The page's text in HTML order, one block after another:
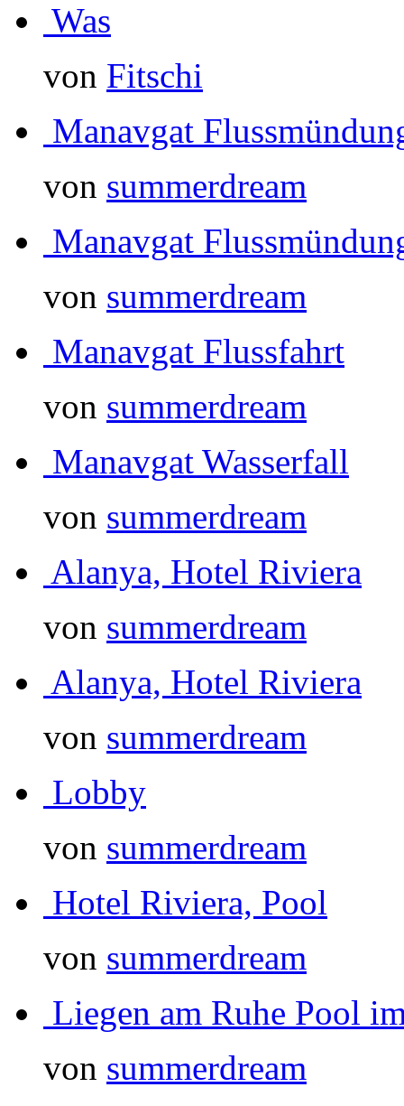
Was
von Fitschi
Manavgat
von summerdream
Manavgat
von summerdream
Manavgat Flussfahrt
von summerdream
Manavgat Wasserfall
von summerdream
Alanya, Hotel Riviera
von summerdream
Alanya, Hotel Riviera
von summerdream
Lobby
von summerdream
Hotel Riviera, Pool
von summerdream
Liegen am Ruhe Pool
von summerdream